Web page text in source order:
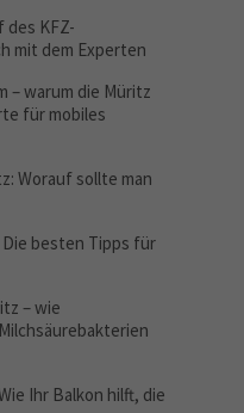
des KFZ-
mit dem Experten
– warum die Müritz
für mobiles
Worauf sollte man
besten Tipps für
– wie
Ihr Balkon hilft, die